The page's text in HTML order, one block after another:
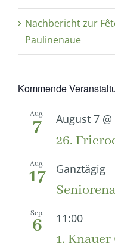
Nachbericht zur
Paulinenaue
Kommende
Aug.
7 August 7
26.
Aug.
17 Ganztägig
Sep.
6 11:00
1.